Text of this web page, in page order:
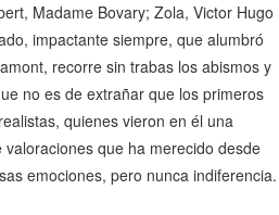
Madame Bovary; Zola, Victor Hugo
impactante siempre, que alumbró
recorre sin trabas los abismos y
no es de extrañar que los primeros
quienes vieron en él una
que ha merecido desde
emociones, pero nunca indiferencia.